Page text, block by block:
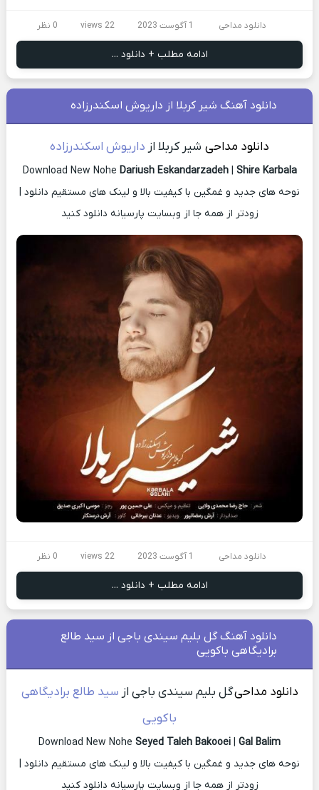
دانلود مداحی 1 آگوست 2023 22 views 0 نظر
ادامه مطلب + دانلود ...
دانلود آهنگ شیر کربلا از داریوش اسکندرزاده
دانلود مداحی شیر کربلا ازداریوش اسکندرزاده
Download New Nohe Dariush Eskandarzadeh| Shire Karbala
نوحه های جدید و غمگین با کیفیت بالا و لینک های مستقیم دانلود |
زودتر از همه جا از وبسایت پارسیانه دانلود کنید
دانلود مداحی 1 آگوست 2023 22 views 0 نظر
ادامه مطلب + دانلود ...
دانلود آهنگ گل بلیم سیندی باجی از سید طالع
برادیگاهی باکویی
دانلود مداحیگل بلیم سیندی باجی از سید طالع برادیگاهی
باکویی
Download New Nohe Seyed Taleh Bakooei Gal Balim
نوحه های جدید و غمگین با کیفیت بالا و لینک های مستقیم دانلود |
زودتر از همه جا از وبسایت پارسیانه دانلود کنید